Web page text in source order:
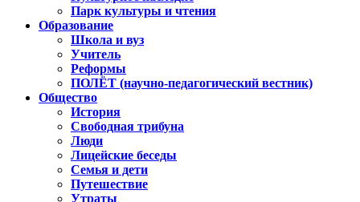
Парк культуры и чтения
Образование
Школа и вуз
Учитель
Реформы
ПОЛЁТ (научно-педагогический вестник)
Общество
История
Свободная трибуна
Люди
Лицейские беседы
Семья и дети
Путешествие
Утраты